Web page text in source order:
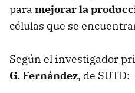
para mejorar la
células que se
Según el investigador
G. Fernández, de SUTD: